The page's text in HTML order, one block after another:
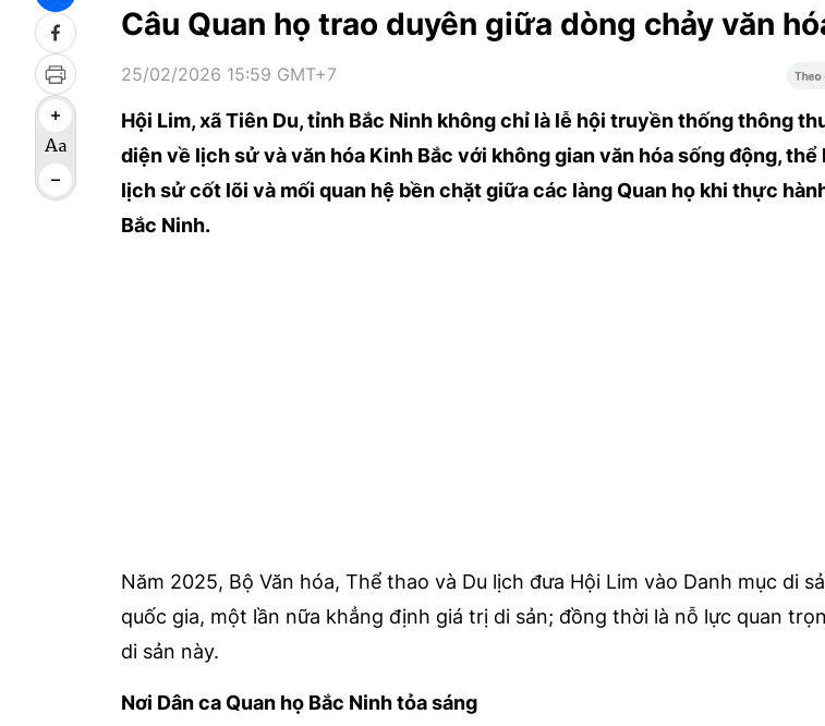
Câu Quan họ trao duyên giữa dòng chảy văn
25/02/2026 15:59 GMT+7
Hội Lim, xã Tiên Du, tỉnh Bắc Ninh không chỉ là lễ hội truyền thống thông
diện về lịch sử và văn hóa Kinh Bắc với không gian văn hóa sống động,
lịch sử cốt lõi và mối quan hệ bền chặt giữa các làng Quan họ khi thực
Bắc Ninh.
Năm 2025, Bộ Văn hóa, Thể thao và Du lịch đưa Hội Lim vào Danh mục di
quốc gia, một lần nữa khẳng định giá trị di sản; đồng thời là nỗ lực quan
di sản này.
Nơi Dân ca Quan họ Bắc Ninh tỏa sáng